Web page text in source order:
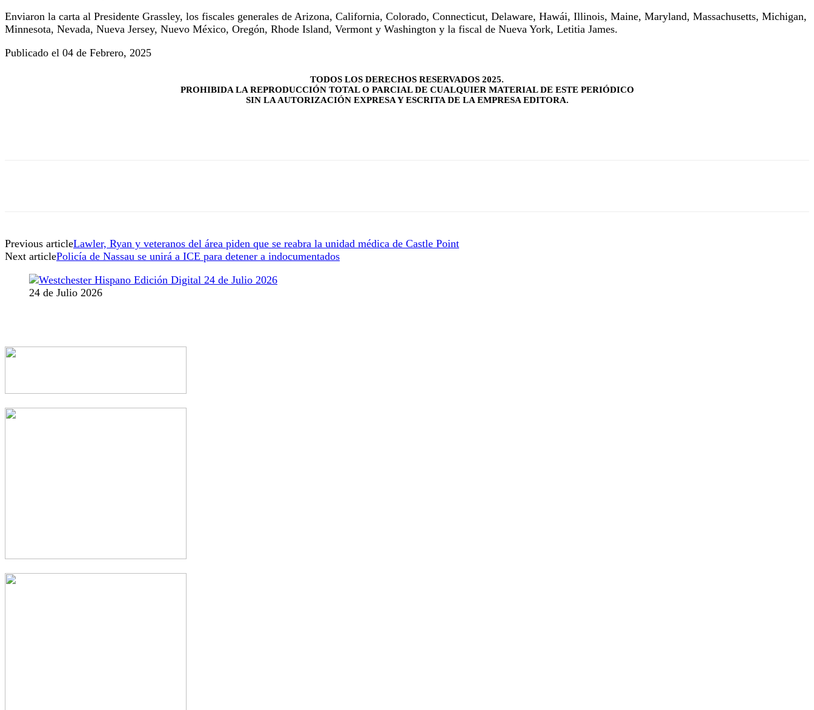
Enviaron la carta al Presidente Grassley, los fiscales generales de Arizona, California, Colorado, Connecticut, Delaware, Hawái, Illinois, Maine, Maryland, Massachusetts, Michigan,
Minnesota, Nevada, Nueva Jersey, Nuevo México, Oregón, Rhode Island, Vermont y Washington y la fiscal de Nueva York, Letitia James.
Publicado el 04 de Febrero, 2025
TODOS LOS DERECHOS RESERVADOS 2025.
PROHIBIDA LA REPRODUCCIÓN TOTAL O PARCIAL DE CUALQUIER MATERIAL DE ESTE PERIÓDICO
SIN LA AUTORIZACIÓN EXPRESA Y ESCRITA DE LA EMPRESA EDITORA.
Previous articleLawler, Ryan y veteranos del área piden que se reabra la unidad médica de Castle Point
Next articlePolicía de Nassau se unirá a ICE para detener a indocumentados
24 de Julio 2026